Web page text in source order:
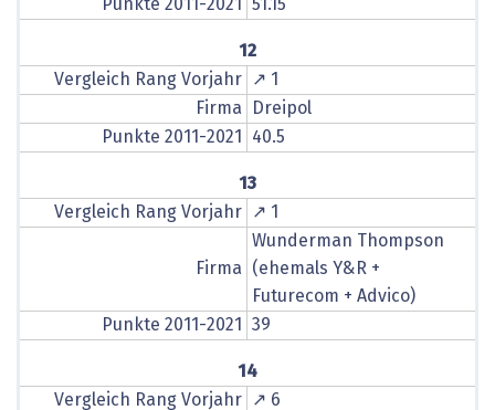
Punkte 2011-2021
51.15
12
Vergleich Rang Vorjahr
↗ 1
Firma
Dreipol
Punkte 2011-2021
40.5
13
Vergleich Rang Vorjahr
↗ 1
Firma
Wunderman Thompson
(ehemals Y&R +
Futurecom + Advico)
Punkte 2011-2021
39
14
Vergleich Rang Vorjahr
↗ 6